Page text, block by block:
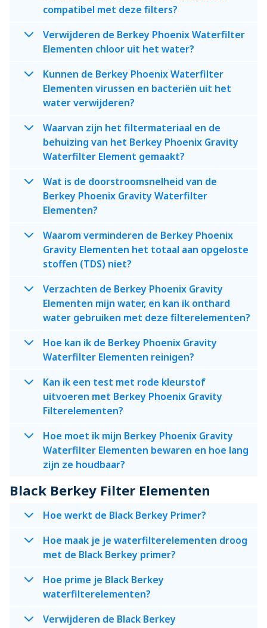
compatibel met deze filters?
Verwijderen de Berkey Phoenix Waterfilter
Elementen chloor uit het water?
Kunnen de Berkey Phoenix Waterfilter
Elementen virussen en bacteriën uit het
water verwijderen?
Waarvan zijn het filtermateriaal en de
behuizing van het Berkey Phoenix Gravity
Waterfilter Element gemaakt?
Wat is de doorstroomsnelheid van de
Berkey Phoenix Gravity Waterfilter
Elementen?
Waarom verminderen de Berkey Phoenix
Gravity Elementen het totaal aan opgeloste
stoffen (TDS) niet?
Verzachten de Berkey Phoenix Gravity
Elementen mijn water, en kan ik onthard
water gebruiken met deze filterelementen?
Hoe kan ik de Berkey Phoenix Gravity
Waterfilter Elementen reinigen?
Kan ik een test met rode kleurstof
uitvoeren met Berkey Phoenix Gravity
Filterelementen?
Hoe moet ik mijn Berkey Phoenix Gravity
Waterfilter Elementen bewaren en hoe lang
zijn ze houdbaar?
Black Berkey Filter Elementen
Hoe werkt de Black Berkey Primer?
Hoe maak je je waterfilterelementen droog
met de Black Berkey primer?
Hoe prime je Black Berkey
waterfilterelementen?
Verwijderen de Black Berkey